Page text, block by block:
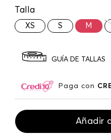
Talla
XS S M
GUÍA DE TALLAS
Paga con
Añadir